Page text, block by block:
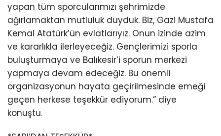
yapan tüm sporcularımızı şehrimizde
ağırlamaktan mutluluk duyduk. Biz, Gazi Mustafa
Kemal Atatürk’ün evlatlarıyız. Onun izinde azim
ve kararlıkla ilerleyeceğiz. Gençlerimizi sporla
buluşturmaya ve Balıkesir’i sporun merkezi
yapmaya devam edeceğiz. Bu önemli
organizasyonun hayata geçirilmesinde emeği
geçen herkese teşekkür ediyorum.” diye
konuştu.